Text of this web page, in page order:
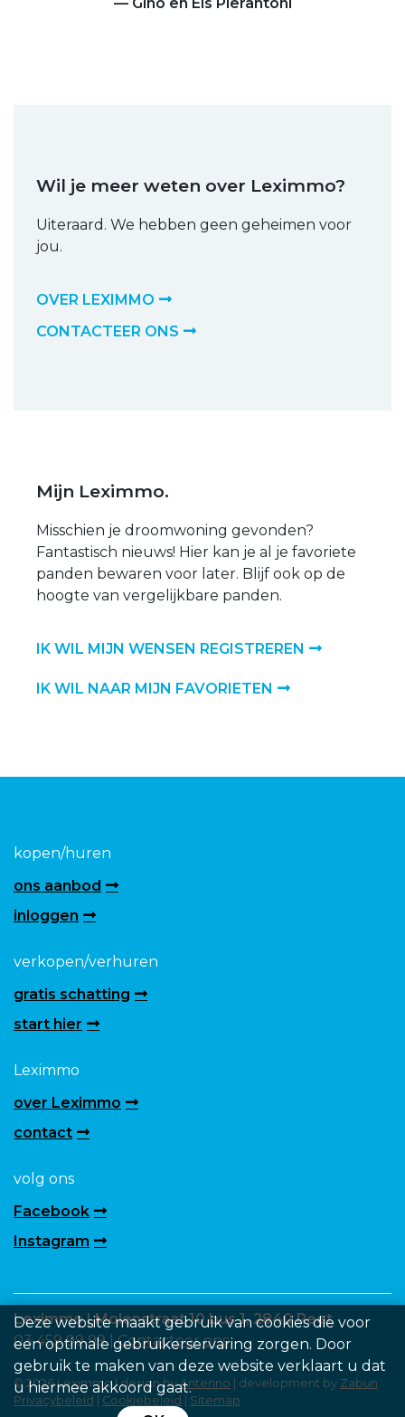
Wil je meer weten over Leximmo?
Uiteraard. We hebben geen geheimen voor
jou.
OVER LEXIMMO
CONTACTEER ONS
Mijn Leximmo.
Misschien je droomwoning gevonden?
Fantastisch nieuws! Hier kan je al je favoriete
panden bewaren voor later. Blijf ook op de
hoogte van vergelijkbare panden.
IK WIL MIJN WENSEN REGISTREREN
IK WIL NAAR MIJN FAVORIETEN
kopen/huren
ons aanbod
inloggen
verkopen/verhuren
gratis schatting
start hier
Leximmo
over Leximmo
contact
volg ons
Facebook
Instagram
Leximmo | Molenstraat 10 bus 1, 2840 Reet
03 459 99 99 |Contacteer ons
© 2026 Leximmo | design byAntenno | development by Zabun
Privacybeleid | Cookiebeleid | Sitemap
Deze website maakt gebruik van cookies die voor
een optimale gebruikerservaring zorgen. Door
gebruik te maken van deze website verklaart u dat
u hiermee akkoord gaat.